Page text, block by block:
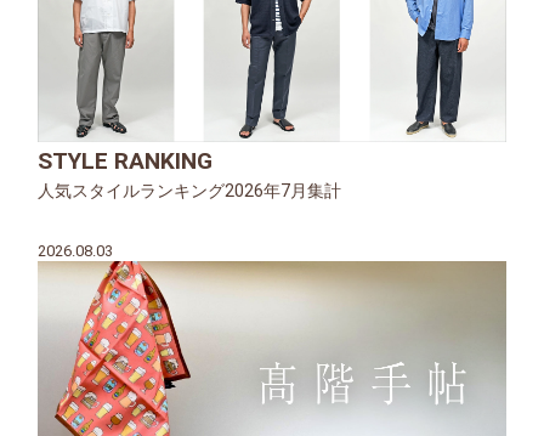
STYLE RANKING
人気スタイルランキング2026年7月集計
2026.08.03